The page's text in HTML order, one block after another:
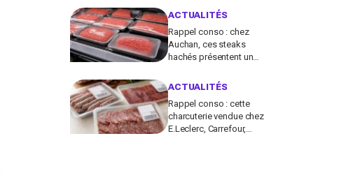
listériose, vérifiez votre
ACTUALITÉS
Rappel conso : chez
Auchan, ces steaks
hachés présentent un
d'un emballage
ACTUALITÉS
Rappel conso : cette
charcuterie vendue chez
E.Leclerc, Carrefour,